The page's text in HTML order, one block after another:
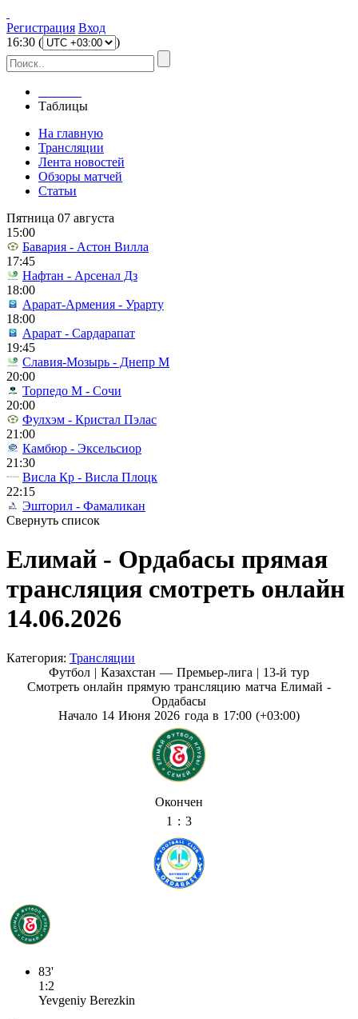
Регистрация Вход
16:30 ( )
Таблицы
На главную
Трансляции
Лента новостей
Обзоры матчей
Статьи
Пятница 07 августа
15:00
Бавария - Астон Вилла
17:45
Нафтан - Арсенал Дз
18:00
Арарат-Армения - Урарту
18:00
Арарат - Сардарапат
19:45
Славия-Мозырь - Днепр М
20:00
Торпедо М - Сочи
20:00
Фулхэм - Кристал Пэлас
21:00
Камбюр - Эксельсиор
21:30
Висла Кр - Висла Плоцк
22:15
Эшторил - Фамаликан
Свернуть список
Елимай - Ордабасы прямая
трансляция смотреть онлайн
14.06.2026
Категория: Трансляции
Футбол | Казахстан — Премьер-лига | 13-й тур
Смотреть онлайн прямую трансляцию матча Елимай -
Ордабасы
Начало 14 Июня 2026 года в 17:00 (+03:00)
Окончен
1 : 3
83'
1:2
Yevgeniy Berezkin